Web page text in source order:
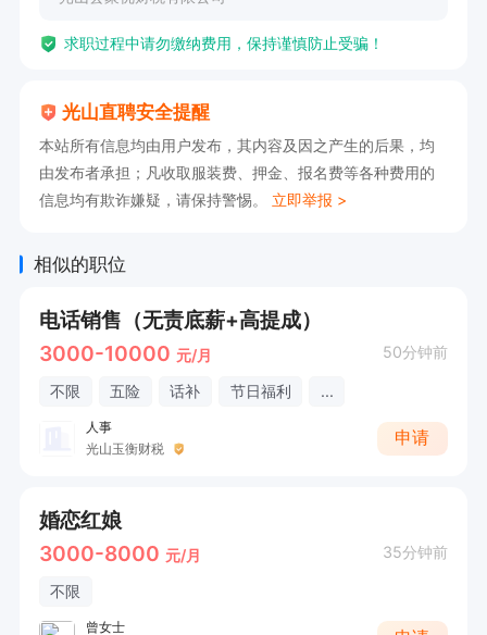
求职过程中请勿缴纳费用，保持谨慎防止受骗！
光山直聘安全提醒
本站所有信息均由用户发布，其内容及因之产生的后果，均
由发布者承担；凡收取服装费、押金、报名费等各种费用的
信息均有欺诈嫌疑，请保持警惕。 立即举报 >
相似的职位
电话销售（无责底薪+高提成）
3000-10000 元/月 50分钟前
不限 五险 话补 节日福利 ...
人事
光山玉衡财税
申请
婚恋红娘
3000-8000 元/月 35分钟前
不限
曾女士